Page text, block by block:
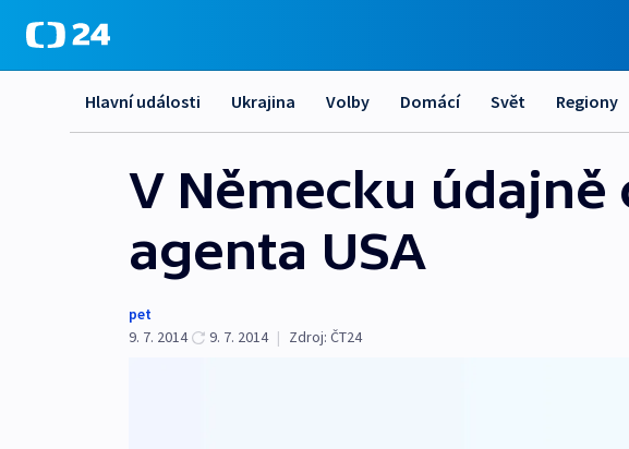
Hlavní události Ukrajina Volby Domácí Svět Regiony
V Německu
agenta USA
pet
9. 7. 2014
9. 7. 2014 | Zdroj: ČT24